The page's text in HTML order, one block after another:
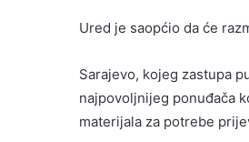
Ured je saopćio da će
Sarajevo, kojeg zastupa
najpovoljnijeg ponuđača
materijala za potrebe